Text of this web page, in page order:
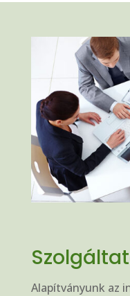
Alapítványunk az